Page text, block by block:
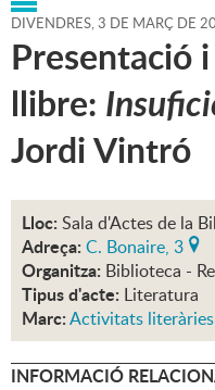
DIVENDRES,3 DE MARÇ DE
Presentació
llibre:
Jordi Vintró
Lloc: Sala d'Actes de la
Adreça: C. Bonaire, 3
Organitza: Biblioteca -
Tipus d'acte: Literatura
Marc:Activitats literàries
INFORMACIÓ